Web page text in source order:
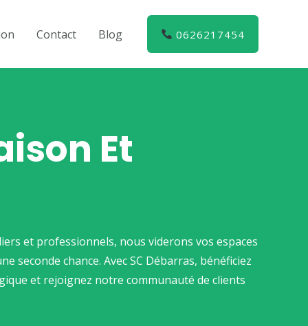
Contact Blog 0626217454
Et
et professionnels, nous viderons vos espaces
seconde chance. Avec SC Débarras, bénéficiez
et rejoignez notre communauté de clients